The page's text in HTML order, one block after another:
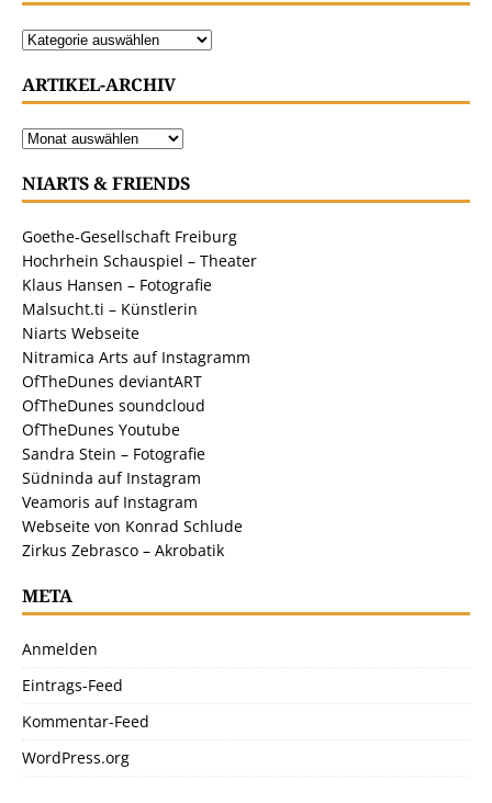
ARTIKEL-ARCHIV
NIARTS & FRIENDS
Goethe-Gesellschaft Freiburg
Hochrhein Schauspiel – Theater
Klaus Hansen – Fotografie
Malsucht.ti – Künstlerin
Niarts Webseite
Nitramica Arts auf Instagramm
OfTheDunes deviantART
OfTheDunes soundcloud
OfTheDunes Youtube
Sandra Stein – Fotografie
Südninda auf Instagram
Veamoris auf Instagram
Webseite von Konrad Schlude
Zirkus Zebrasco – Akrobatik
META
Anmelden
Eintrags-Feed
Kommentar-Feed
WordPress.org